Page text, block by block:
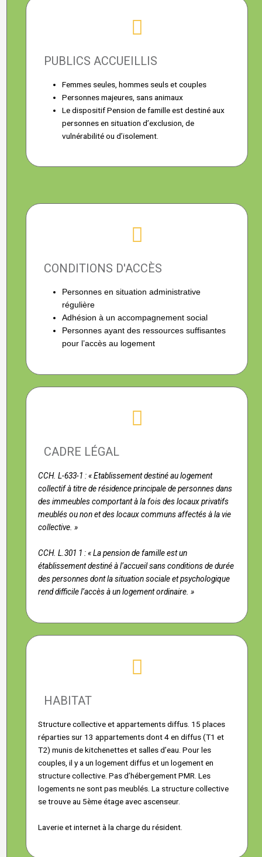
PUBLICS ACCUEILLIS
Femmes seules, hommes seuls et couples
Personnes majeures, sans animaux
Le dispositif Pension de famille est destiné aux
personnes en situation d’exclusion, de
vulnérabilité ou d’isolement.
CONDITIONS D'ACCÈS
Personnes en situation administrative
régulière
Adhésion à un accompagnement social
Personnes ayant des ressources suffisantes
pour l’accès au logement
CADRE LÉGAL
CCH. L-633-1 : « Etablissement destiné au logement
collectif à titre de résidence principale de personnes dans
des immeubles comportant à la fois des locaux privatifs
meublés ou non et des locaux communs affectés à la vie
collective. »
CCH. L.301 1 : « La pension de famille est un
établissement destiné à l’accueil sans conditions de durée
des personnes dont la situation sociale et psychologique
rend difficile l’accès à un logement ordinaire. »
HABITAT
Structure collective et appartements diffus. 15 places
réparties sur 13 appartements dont 4 en diffus (T1 et
T2) munis de kitchenettes et salles d’eau. Pour les
couples, il y a un logement diffus et un logement en
structure collective. Pas d’hébergement PMR. Les
logements ne sont pas meublés. La structure collective
se trouve au 5ème étage avec ascenseur.
Laverie et internet à la charge du résident.